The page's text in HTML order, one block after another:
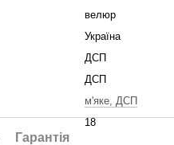
велюр
Україна
ДСП
ДСП
м'яке, ДСП
18
Гарантія